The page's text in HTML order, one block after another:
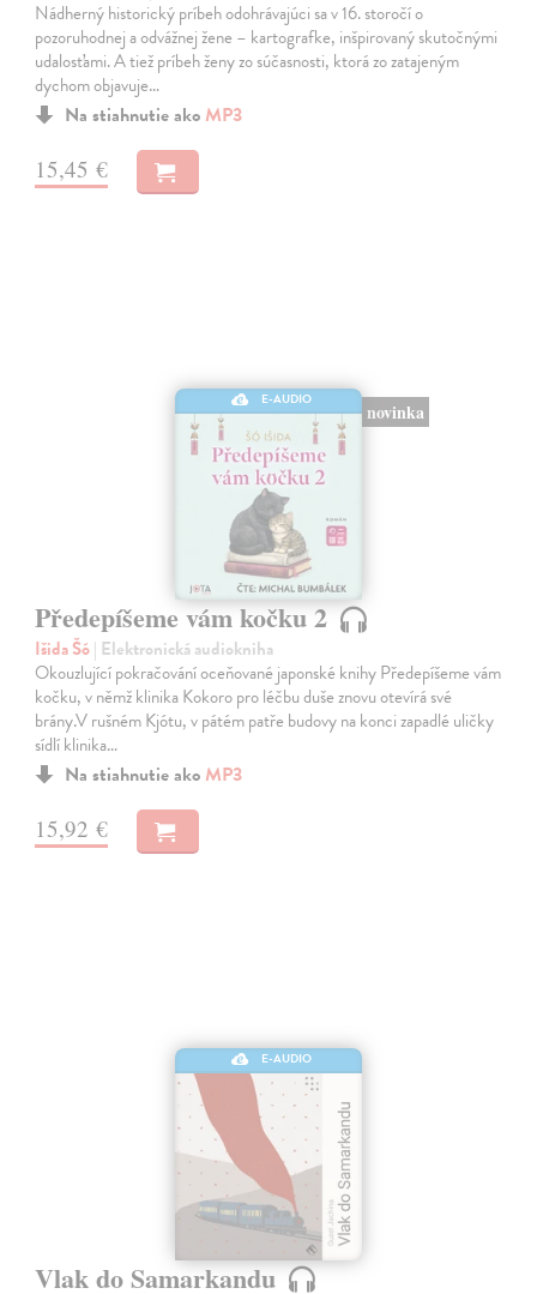
Nádherný historický príbeh odohrávajúci sa v 16. storočí o
pozoruhodnej a odvážnej žene – kartografke, inšpirovaný skutočnými
udalosťami. A tiež príbeh ženy zo súčasnosti, ktorá zo zatajeným
dychom objavuje…
Na stiahnutie ako MP3
15,45 €
E-AUDIO
novinka
Předepíšeme vám kočku 2
Išida Šó| Elektronická audiokniha
Okouzlující pokračování oceňované japonské knihy Předepíšeme vám
kočku, v němž klinika Kokoro pro léčbu duše znovu otevírá své
brány.V rušném Kjótu, v pátém patře budovy na konci zapadlé uličky
sídlí klinika…
Na stiahnutie ako MP3
15,92 €
E-AUDIO
Vlak do Samarkandu